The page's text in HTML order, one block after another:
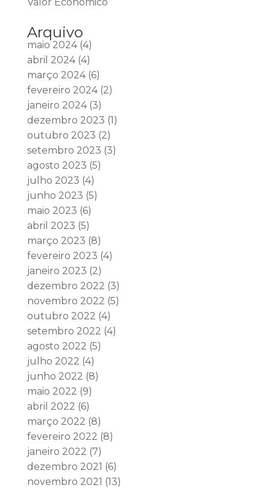
Arquivo
maio 2024(4)
abril 2024(4)
março 2024(6)
fevereiro 2024(2)
janeiro 2024(3)
dezembro 2023 (1)
outubro 2023 (2)
setembro 2023 (3)
agosto 2023 (5)
julho 2023 (4)
junho 2023 (5)
maio 2023 (6)
abril 2023 (5)
março 2023 (8)
fevereiro 2023 (4)
janeiro 2023 (2)
dezembro 2022 (3)
novembro 2022 (5)
outubro 2022 (4)
setembro 2022 (4)
agosto 2022 (5)
julho 2022 (4)
junho 2022 (8)
maio 2022 (9)
abril 2022 (6)
março 2022 (8)
fevereiro 2022 (8)
janeiro 2022 (7)
dezembro 2021 (6)
novembro 2021 (13)